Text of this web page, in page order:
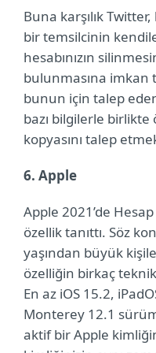
Buna karşılık
bir temsilcinin
hesabınızın
bulunmasına imkan
bunun için talep
bazı bilgilerle
kopyasını talep
6. Apple
Apple 2021’de
özellik tanıttı. Söz
yaşından büyük
özelliğin birkaç
En az iOS 15.2,
Monterey 12.1
aktif bir Apple